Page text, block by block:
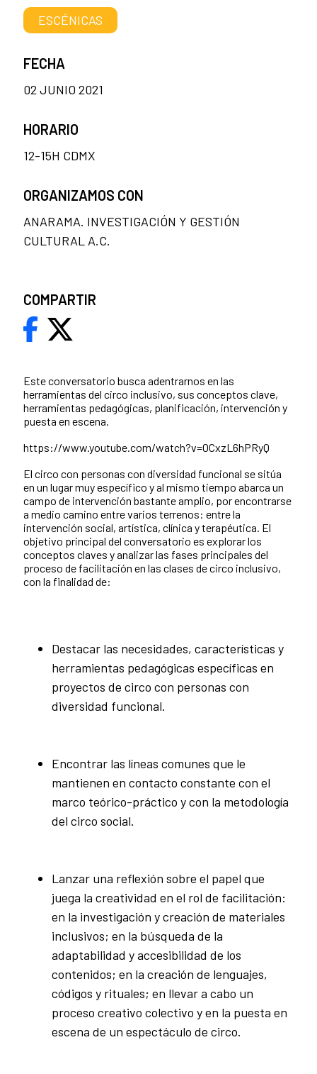
Este conversatorio busca adentrarnos en las
herramientas del circo inclusivo, sus conceptos clave,
herramientas pedagógicas, planificación, intervención y
puesta en escena.
https://www.youtube.com/watch?v=OCxzL6hPRyQ
El circo con personas con diversidad funcional se sitúa
en un lugar muy específico y al mismo tiempo abarca un
campo de intervención bastante amplio, por encontrarse
a medio camino entre varios terrenos: entre la
intervención social, artística, clínica y terapéutica. El
objetivo principal del conversatorio es explorar los
conceptos claves y analizar las fases principales del
proceso de facilitación en las clases de circo inclusivo,
con la finalidad de:
Destacar las necesidades, características y
herramientas pedagógicas específicas en
proyectos de circo con personas con
diversidad funcional.
Encontrar las líneas comunes que le
mantienen en contacto constante con el
marco teórico-práctico y con la metodología
del circo social.
Lanzar una reflexión sobre el papel que
juega la creatividad en el rol de facilitación:
en la investigación y creación de materiales
inclusivos; en la búsqueda de la
adaptabilidad y accesibilidad de los
contenidos; en la creación de lenguajes,
códigos y rituales; en llevar a cabo un
proceso creativo colectivo y en la puesta en
escena de un espectáculo de circo.
ESCÉNICAS
FECHA
02 JUNIO 2021
HORARIO
12-15H CDMX
ORGANIZAMOS CON
ANARAMA. INVESTIGACIÓN Y GESTIÓN
CULTURAL A.C.
COMPARTIR